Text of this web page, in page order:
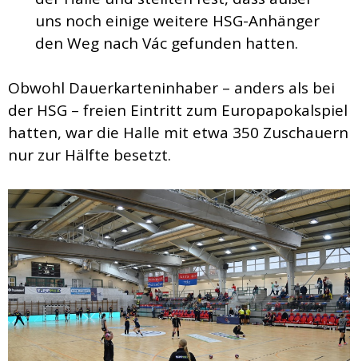
uns noch einige weitere HSG-Anhänger
den Weg nach Vác gefunden hatten.
Obwohl Dauerkarteninhaber – anders als bei
der HSG – freien Eintritt zum Europapokalspiel
hatten, war die Halle mit etwa 350 Zuschauern
nur zur Hälfte besetzt.